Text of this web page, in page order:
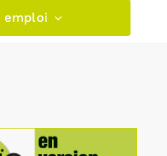
emploi